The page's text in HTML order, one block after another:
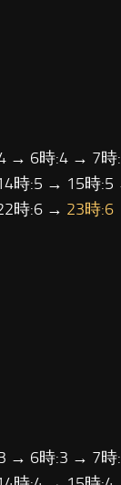
→ 6時:4 → 7
時:5 → 15時
時:6 → 23時:6
→ 6時:3 → 7